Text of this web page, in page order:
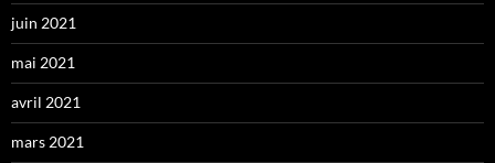
juin 2021
mai 2021
avril 2021
mars 2021